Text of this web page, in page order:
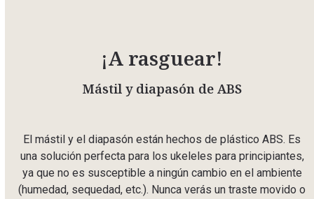
¡A rasguear!
Mástil y diapasón de ABS
El mástil y el diapasón están hechos de plástico ABS. Es
una solución perfecta para los ukeleles para principiantes,
ya que no es susceptible a ningún cambio en el ambiente
(humedad, sequedad, etc.). Nunca verás un traste movido o